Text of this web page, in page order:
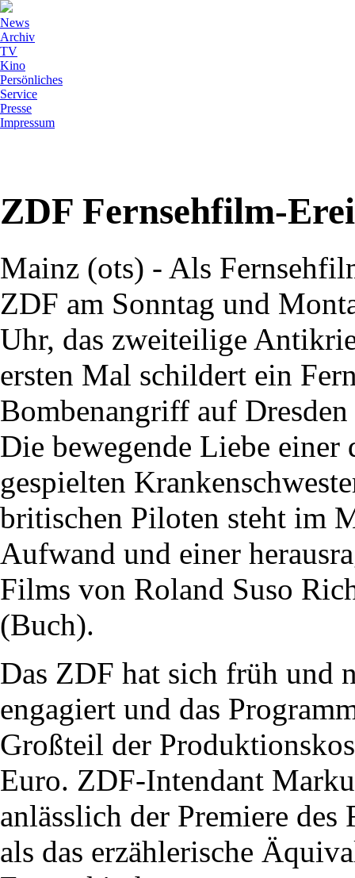
News
Archiv
TV
Kino
Persönliches
Service
Presse
Impressum
ZDF Fernsehfilm-
Mainz (ots) - Als
ZDF am Sonntag und
Uhr, das zweiteilige
ersten Mal schildert ein
Bombenangriff auf
Die bewegende Liebe
gespielten
britischen Piloten steht im
Aufwand und einer
Films von Roland Suso
(Buch).
Das ZDF hat sich früh und
engagiert und das
Großteil der
Euro. ZDF-Intendant
anlässlich der Premiere
als das erzählerische